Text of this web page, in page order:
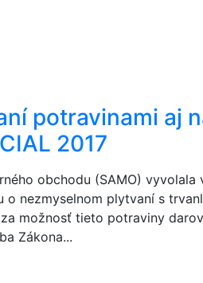
potravinami aj
2017
obchodu (SAMO) vyvolala
o nezmyselnom plytvaní s
možnosť tieto potraviny
Zákona...